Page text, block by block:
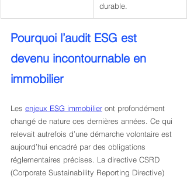
durable.
Pourquoi l’audit ESG est
devenu incontournable en
immobilier
Les enjeux ESG immobilier ont profondément
changé de nature ces dernières années. Ce qui
relevait autrefois d’une démarche volontaire est
aujourd’hui encadré par des obligations
réglementaires précises. La directive CSRD
(Corporate Sustainability Reporting Directive)